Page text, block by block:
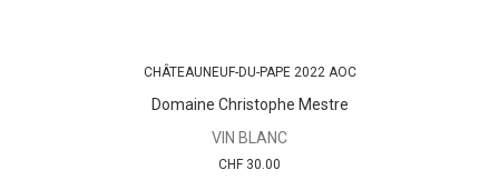
CHÂTEAUNEUF-DU-PAPE 2022 AOC
Domaine Christophe Mestre
VIN BLANC
CHF 30.00